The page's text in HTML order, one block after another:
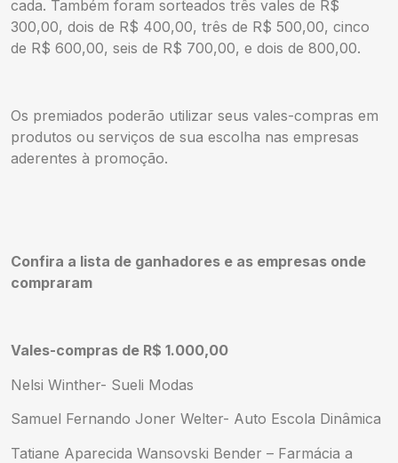
cada. Também foram sorteados três vales de R$
300,00, dois de R$ 400,00, três de R$ 500,00, cinco
de R$ 600,00, seis de R$ 700,00, e dois de 800,00.
Os premiados poderão utilizar seus vales-compras em
produtos ou serviços de sua escolha nas empresas
aderentes à promoção.
Confira a lista de ganhadores e as empresas onde
compraram
Vales-compras de R$ 1.000,00
Nelsi Winther- Sueli Modas
Samuel Fernando Joner Welter- Auto Escola Dinâmica
Tatiane Aparecida Wansovski Bender – Farmácia a